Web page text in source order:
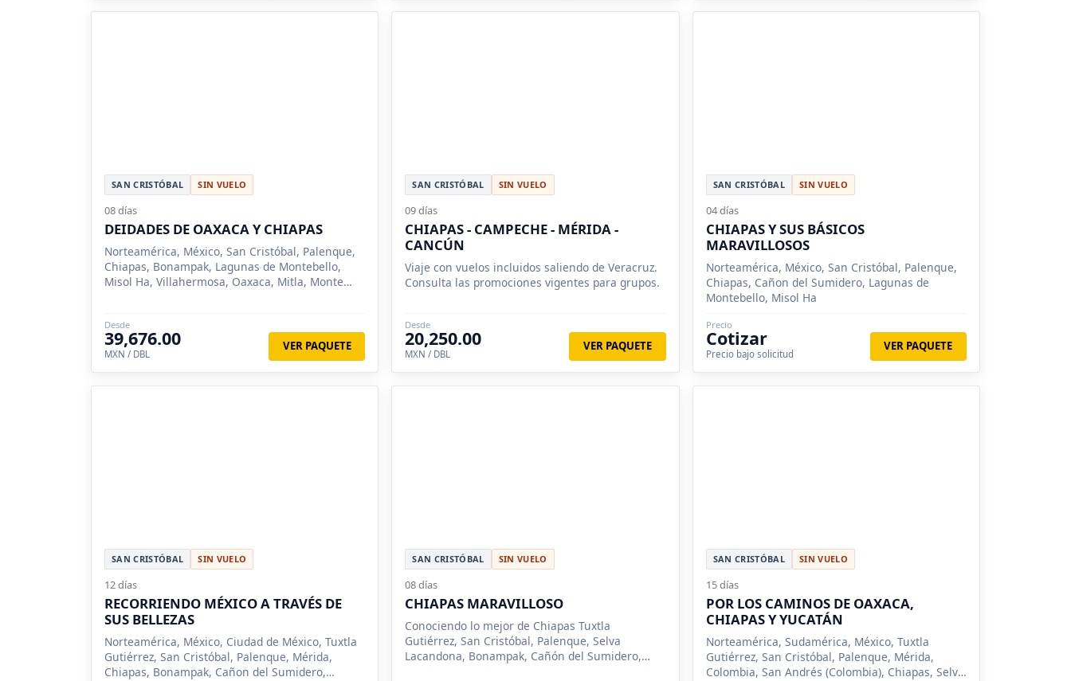
SAN CRISTÓBAL SIN VUELO
08 días
DEIDADES DE OAXACA Y CHIAPAS
Norteamérica, México, San Cristóbal, Palenque,
Chiapas, Bonampak, Lagunas de Montebello,
Misol Ha, Villahermosa, Oaxaca, Mitla, Monte
Desde
39,676.00
MXN / DBL
VER PAQUETE
SAN CRISTÓBAL SIN VUELO
09 días
CHIAPAS - CAMPECHE - MÉRIDA -
CANCÚN
Viaje con vuelos incluidos saliendo de Veracruz.
Consulta las promociones vigentes para grupos.
Desde
20,250.00
MXN / DBL
VER PAQUETE
SAN CRISTÓBAL SIN VUELO
04 días
CHIAPAS Y SUS BÁSICOS
MARAVILLOSOS
Norteamérica, México, San Cristóbal, Palenque,
Chiapas, Cañon del Sumidero, Lagunas de
Montebello, Misol Ha
Precio
Cotizar
Precio bajo solicitud
VER PAQUETE
SAN CRISTÓBAL SIN VUELO
12 días
RECORRIENDO MÉXICO A TRAVÉS DE
SUS BELLEZAS
Norteamérica, México, Ciudad de México, Tuxtla
Gutiérrez, San Cristóbal, Palenque, Mérida,
Chiapas, Bonampak, Cañon del Sumidero,
SAN CRISTÓBAL SIN VUELO
08 días
CHIAPAS MARAVILLOSO
Conociendo lo mejor de Chiapas Tuxtla
Gutiérrez, San Cristóbal, Palenque, Selva
Lacandona, Bonampak, Cañón del Sumidero,
SAN CRISTÓBAL SIN VUELO
15 días
POR LOS CAMINOS DE OAXACA,
CHIAPAS Y YUCATÁN
Norteamérica, Sudamérica, México, Tuxtla
Gutiérrez, San Cristóbal, Palenque, Mérida,
Colombia, San Andrés (Colombia), Chiapas, Selva